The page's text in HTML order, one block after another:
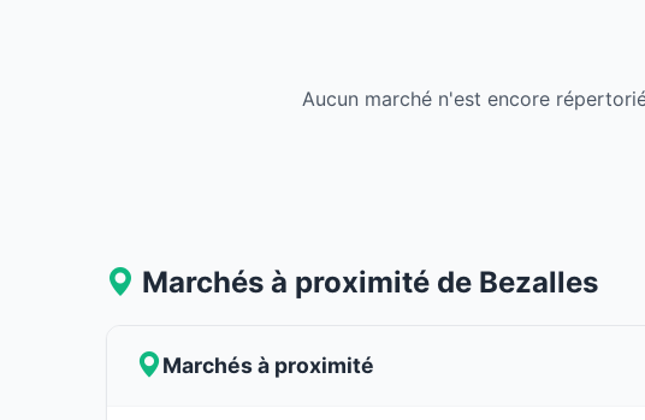
Aucun marché n'est encore
Marchés à proximité de Bezalles
Marchés à proximité